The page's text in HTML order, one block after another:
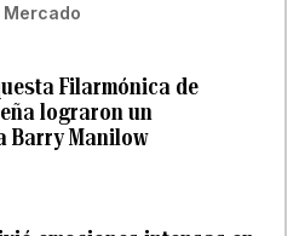
Mercado
Filarmónica de
lograron un
Barry Manilow